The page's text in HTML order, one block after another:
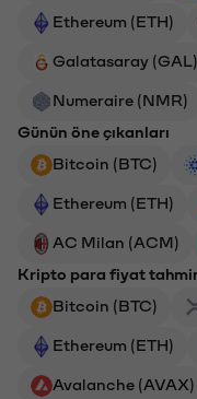
Ethereum (ETH)
Galatasaray (GAL)
Numeraire (NMR)
Günün öne çıkanları
Bitcoin (BTC)
Ethereum (ETH)
AC Milan (ACM)
Kripto para fiyat
Bitcoin (BTC)
Ethereum (ETH)
Avalanche (AVAX)